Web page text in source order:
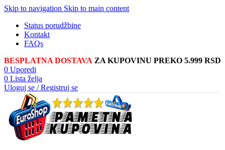
Skip to navigation Skip to main content
Status porudžbine
Kontakt
FAQs
BESPLATNA DOSTAVA ZA KUPOVINU PREKO 5.999 RSD
0 Uporedi
0 Lista želja
Uloguj se / Registruj se